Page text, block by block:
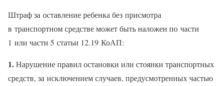
Штраф за оставление ребенка без присмотра
в транспортном средстве может быть наложен по части
1 или части 5 статьи 12.19 КоАП:
1.Нарушение правил остановки или стоянки транспортных
средств, за исключением случаев, предусмотренных частью